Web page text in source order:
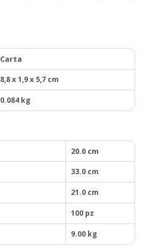
Carta
8,8 x 1,9 x 5,7 cm
0.084 kg
20.0 cm
33.0 cm
21.0 cm
100 pz
9.00 kg